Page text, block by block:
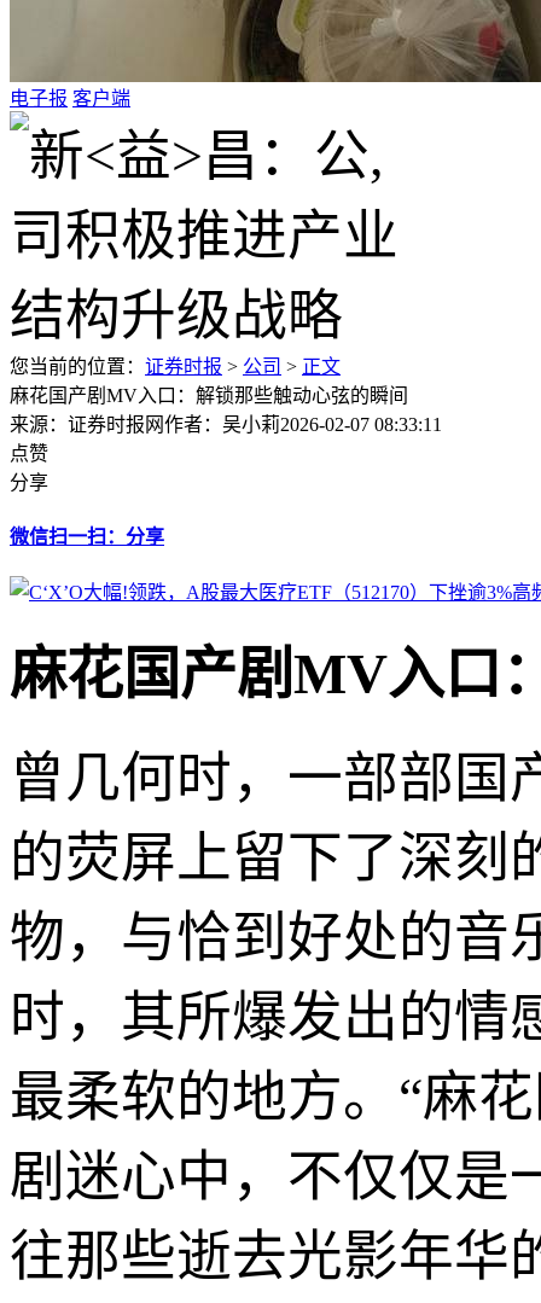
电子报 客户端
您当前的位置： 证券时报 > 公司 > 正文
麻花国产剧MV入口：解锁那些触动心弦的瞬间
来源：证券时报网作者：吴小莉2026-02-07 08:33:11
点赞
分享
微信扫一扫：分享
麻花国产剧MV入口
曾几何时，一部部国
的荧屏上留下了深刻
物，与恰到好处的音
时，其所爆发出的情
最柔软的地方。“麻
剧迷心中，不仅仅是
往那些逝去光影年华